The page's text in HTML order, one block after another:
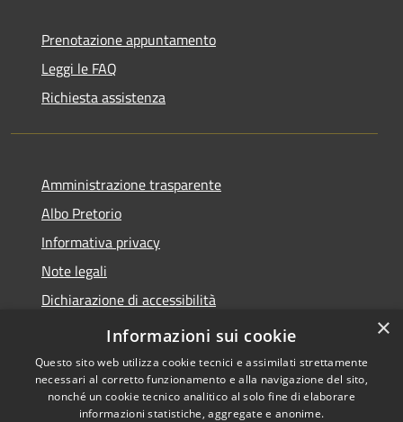
Prenotazione appuntamento
Leggi le FAQ
Richiesta assistenza
Amministrazione trasparente
Albo Pretorio
Informativa privacy
Note legali
Dichiarazione di accessibilità
Obiettivi di accessibilità
×
Informazioni sui cookie
Questo sito web utilizza cookie tecnici e assimilati strettamente
necessari al corretto funzionamento e alla navigazione del sito,
nonché un cookie tecnico analitico al solo fine di elaborare
informazioni statistiche, aggregate e anonime.